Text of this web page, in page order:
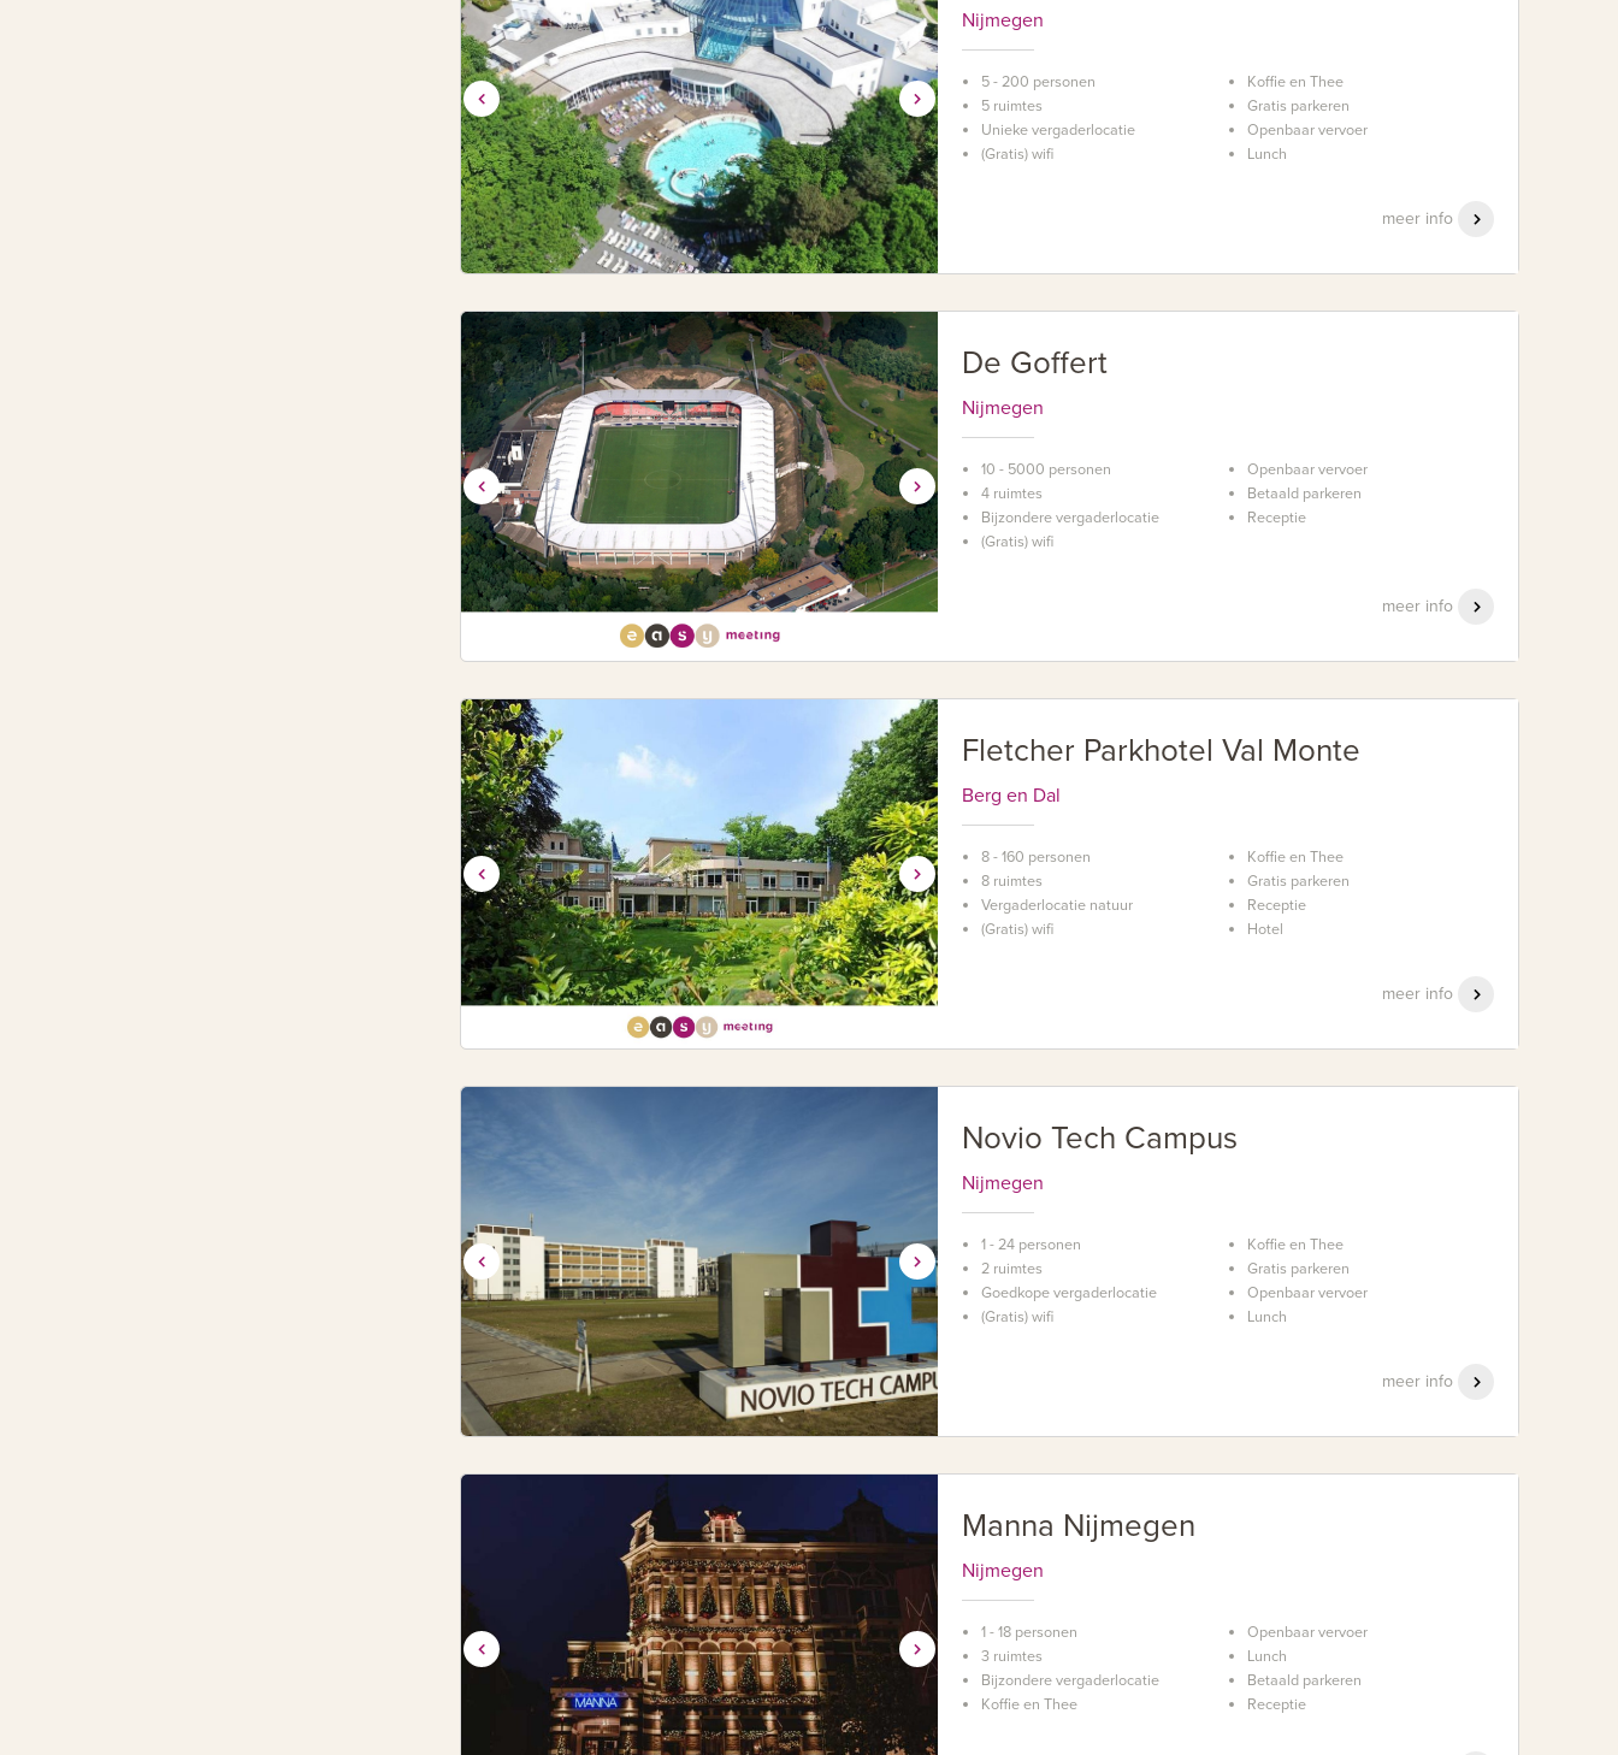
Nijmegen
5 - 200 personen
5 ruimtes
Unieke vergaderlocatie
(Gratis) wifi
Koffie en Thee
Gratis parkeren
Openbaar vervoer
Lunch
meer info
De Goffert
Nijmegen
10 - 5000 personen
4 ruimtes
Bijzondere vergaderlocatie
(Gratis) wifi
Openbaar vervoer
Betaald parkeren
Receptie
meer info
Fletcher Parkhotel Val Monte
Berg en Dal
8 - 160 personen
8 ruimtes
Vergaderlocatie natuur
(Gratis) wifi
Koffie en Thee
Gratis parkeren
Receptie
Hotel
meer info
Novio Tech Campus
Nijmegen
1 - 24 personen
2 ruimtes
Goedkope vergaderlocatie
(Gratis) wifi
Koffie en Thee
Gratis parkeren
Openbaar vervoer
Lunch
meer info
Manna Nijmegen
Nijmegen
1 - 18 personen
3 ruimtes
Bijzondere vergaderlocatie
Koffie en Thee
Openbaar vervoer
Lunch
Betaald parkeren
Receptie